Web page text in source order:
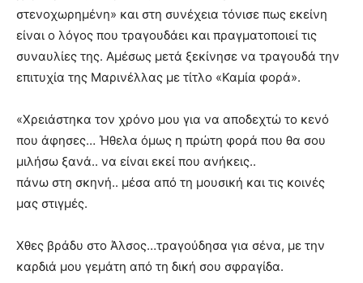
στενοχωρημένη» και στη συνέχεια τόνισε πως εκείνη
είναι ο λόγος που τραγουδάει και πραγματοποιεί τις
συναυλίες της. Αμέσως μετά ξεκίνησε να τραγουδά την
επιτυχία της Μαρινέλλας με τίτλο «Καμία φορά».
«Χρειάστηκα τον χρόνο μου για να αποδεχτώ το κενό
που άφησες… Ήθελα όμως η πρώτη φορά που θα σου
μιλήσω ξανά.. να είναι εκεί που ανήκεις..
πάνω στη σκηνή.. μέσα από τη μουσική και τις κοινές
μας στιγμές.
Χθες βράδυ στο Άλσος…τραγούδησα για σένα, με την
καρδιά μου γεμάτη από τη δική σου σφραγίδα.